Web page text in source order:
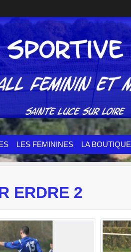
LES FEMININES LA BOUTIQUE
ERDRE 2